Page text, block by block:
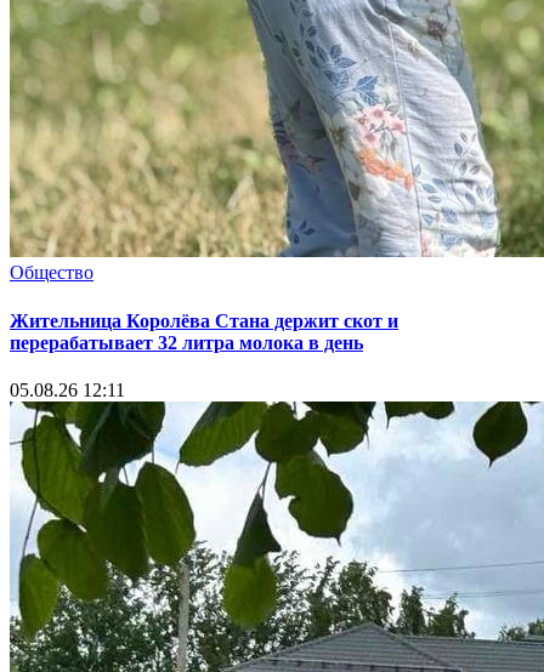
Общество
Жительница Королёва Стана держит скот и
перерабатывает 32 литра молока в день
05.08.26 12:11